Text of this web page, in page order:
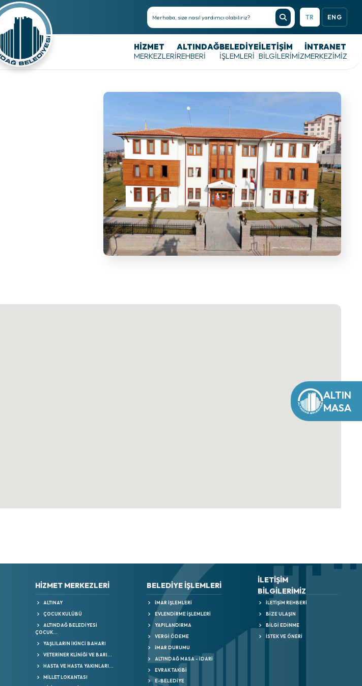
ALTIN
MASA
TR ENG
HIZMET
MERKEZLERI
ALTINDAĞ
REHBERI
BELEDIYE
İŞLEMLERI
İLETİŞİM
BİLGİLERİMİZ
İNTRANET
MERKEZIMIZ
HIZMET MERKEZLERI
ALTINAY
ÇOCUK KULÜBÜ
ALTINDAĞ BELEDİYESİ
ÇOCUK...
YAŞLILARIN İKINCI BAHARI
VETERİNER KLİNİĞİ VE BARI...
HASTA VE HASTA YAKINLARI...
MILLET LOKANTASI
BELEDIYE İŞLEMLERI
İMAR İŞLEMLERI
EVLENDIRME İŞLEMLERI
YAPILANDIRMA
VERGİ ÖDEME
İMAR DURUMU
ALTINDAĞ MASA - İDARİ
EVRAK TAKİBİ
E-BELEDİYE
İLETİŞİM
BİLGİLERİMİZ
İLETIŞIM REHBERI
BIZE ULAŞIN
BILGI EDINME
İSTEK VE ÖNERI